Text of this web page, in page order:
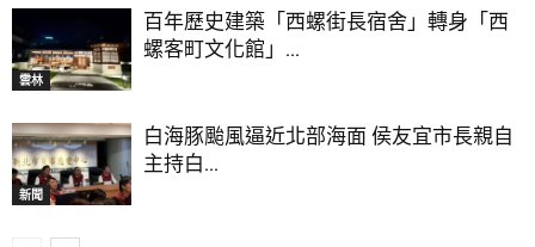
雲林
百年歷史建築「西螺街長宿舍」轉身「西
螺客町文化館」...
新聞
白海豚颱風逼近北部海面 侯友宜市長親自
主持白...